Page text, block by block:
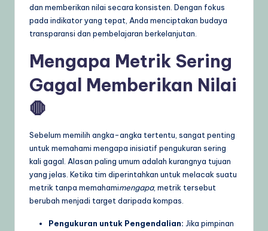
&
U
p
d
dan memberikan nilai secara konsisten. Dengan fokus
pada indikator yang tepat, Anda menciptakan budaya
transparansi dan pembelajaran berkelanjutan.
Mengapa Metrik Sering
Gagal Memberikan Nilai
🛑
Sebelum memilih angka-angka tertentu, sangat penting
untuk memahami mengapa inisiatif pengukuran sering
kali gagal. Alasan paling umum adalah kurangnya tujuan
yang jelas. Ketika tim diperintahkan untuk melacak suatu
metrik tanpa memahamimengapa, metrik tersebut
berubah menjadi target daripada kompas.
Pengukuran untuk Pengendalian: Jika pimpinan